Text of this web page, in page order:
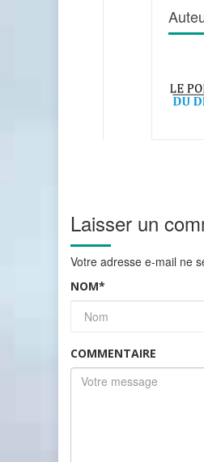
Laisser un
Votre adresse e-mail ne
NOM*
COMMENTAIRE